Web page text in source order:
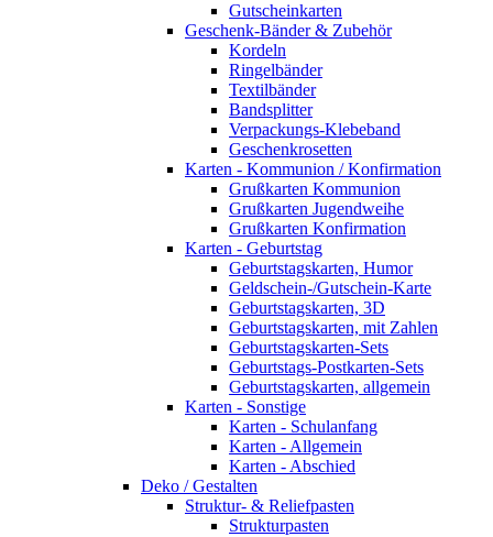
Gutscheinkarten
Geschenk-Bänder & Zubehör
Kordeln
Ringelbänder
Textilbänder
Bandsplitter
Verpackungs-Klebeband
Geschenkrosetten
Karten - Kommunion / Konfirmation
Grußkarten Kommunion
Grußkarten Jugendweihe
Grußkarten Konfirmation
Karten - Geburtstag
Geburtstagskarten, Humor
Geldschein-/Gutschein-Karte
Geburtstagskarten, 3D
Geburtstagskarten, mit Zahlen
Geburtstagskarten-Sets
Geburtstags-Postkarten-Sets
Geburtstagskarten, allgemein
Karten - Sonstige
Karten - Schulanfang
Karten - Allgemein
Karten - Abschied
Deko / Gestalten
Struktur- & Reliefpasten
Strukturpasten